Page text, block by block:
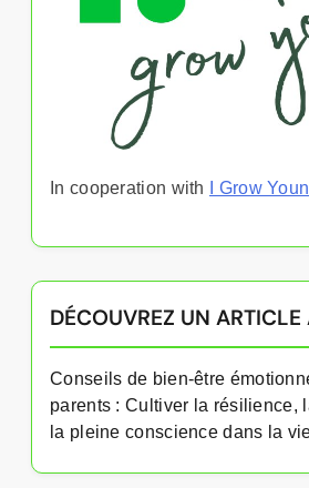
In cooperation with I Grow
DÉCOUVREZ UN ARTICLE
Conseils de bien-être
parents : Cultiver la résilience,
la pleine conscience dans la